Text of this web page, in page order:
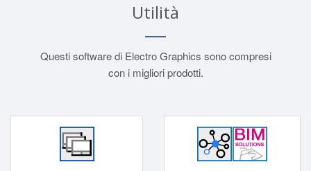
Utilità
Questi software di Electro Graphics sono compresi
con i migliori prodotti.